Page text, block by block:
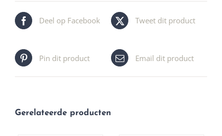
Deel op Facebook Tweet dit product
Pin dit product Email dit product
Gerelateerde producten